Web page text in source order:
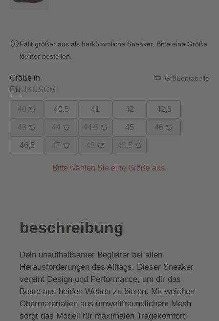
Fällt größer aus als herkömmliche Sneaker. Bitte eine Größe
kleiner bestellen.
Größe in
EUUKUSCM
Größentabelle
40,5 41 42 42,5
45
46,5
Bitte wählen Sie eine Größe aus.
beschreibung
Dein unaufhaltsamer Begleiter bei allen
Herausforderungen des Alltags. Dieser Sneaker
vereint Design und Performance, um dir das
Beste aus beiden Welten zu bieten. Mit weichen
Obermaterialien aus umweltfreundlichem Mesh
sorgt das Modell für maximalen Tragekomfort